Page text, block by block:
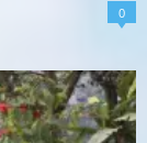
0